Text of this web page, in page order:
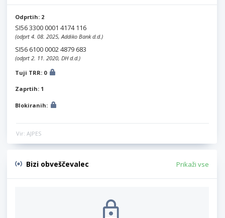
Odprtih: 2
SI56 3300 0001 4174 116
(odprt 4. 08. 2025, Addiko Bank d.d.)
SI56 6100 0002 4879 683
(odprt 2. 11. 2020, DH d.d.)
Tuji TRR: 0
Zaprtih: 1
Blokiranih:
Vir: AJPES
Bizi obveščevalec Prikaži vse